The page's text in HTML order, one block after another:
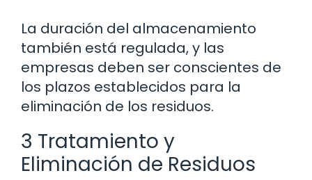
La duración del almacenamiento
también está regulada, y las
empresas deben ser conscientes de
los plazos establecidos para la
eliminación de los residuos.
3 Tratamiento y
Eliminación de Residuos